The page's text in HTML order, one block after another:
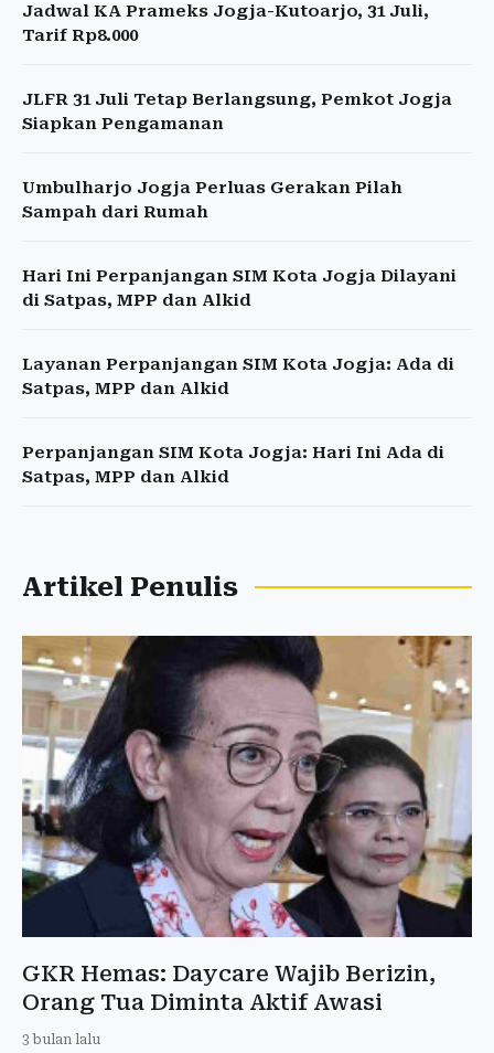
Jadwal KA Prameks Jogja-Kutoarjo, 31 Juli,
Tarif Rp8.000
JLFR 31 Juli Tetap Berlangsung, Pemkot Jogja
Siapkan Pengamanan
Umbulharjo Jogja Perluas Gerakan Pilah
Sampah dari Rumah
Hari Ini Perpanjangan SIM Kota Jogja Dilayani
di Satpas, MPP dan Alkid
Layanan Perpanjangan SIM Kota Jogja: Ada di
Satpas, MPP dan Alkid
Perpanjangan SIM Kota Jogja: Hari Ini Ada di
Satpas, MPP dan Alkid
Artikel Penulis
GKR Hemas: Daycare Wajib Berizin,
Orang Tua Diminta Aktif Awasi
3 bulan lalu